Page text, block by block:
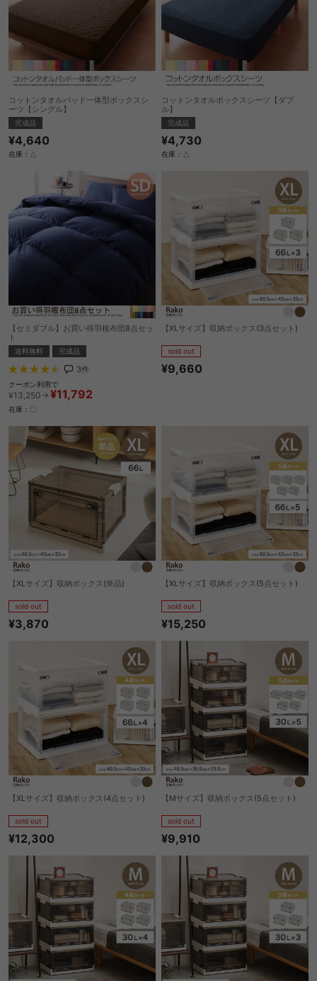
コットンタオルパッド一体型ボックスシ
ーツ【シングル】
完成品
¥4,640
在庫：△
コットンタオルボックスシーツ【ダブ
ル】
完成品
¥4,730
在庫：△
【セミダブル】お買い得羽根布団8点セッ
ト
送料無料 完成品
3件
クーポン利用で
¥13,250→ ¥11,792
在庫：〇
【XLサイズ】収納ボックス(3点セット)
sold out
¥9,660
【XLサイズ】収納ボックス(単品)
sold out
¥3,870
【XLサイズ】収納ボックス(5点セット)
sold out
¥15,250
【XLサイズ】収納ボックス(4点セット)
sold out
¥12,300
【Mサイズ】収納ボックス(5点セット)
sold out
¥9,910